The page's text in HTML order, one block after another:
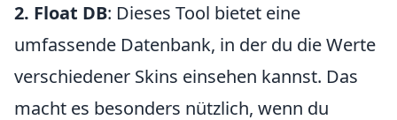
2. Float DB: Dieses Tool bietet eine
umfassende Datenbank, in der du die Werte
verschiedener Skins einsehen kannst. Das
macht es besonders nützlich, wenn du